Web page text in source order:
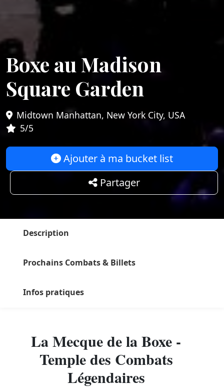
Boxe au Madison
Square Garden
Midtown Manhattan, New York City, USA
5/5
Ajouter à ma bucket list
Partager
Description
Prochains Combats & Billets
Infos pratiques
La Mecque de la Boxe -
Temple des Combats
Légendaires